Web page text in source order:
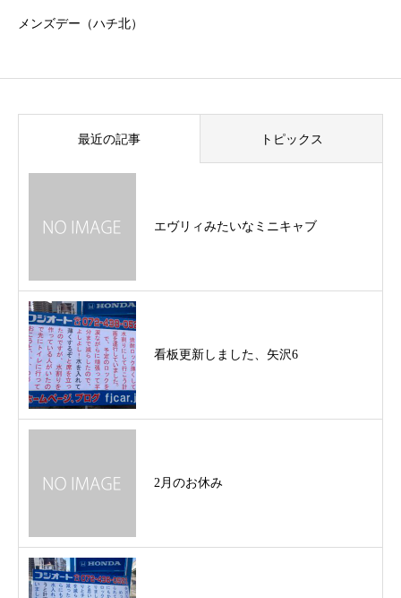
メンズデー（ハチ北）
最近の記事 トピックス
エヴリィみたいなミニキャブ
看板更新しました、矢沢6
2月のお休み